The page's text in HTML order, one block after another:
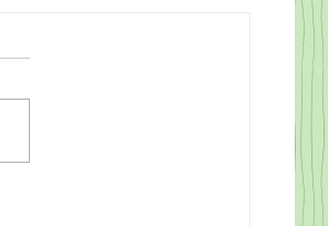
PRESENTADA
que una vez presentada la